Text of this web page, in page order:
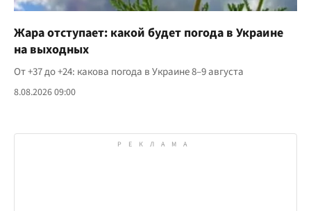
Жара отступает: какой будет погода в Украине
на выходных
От +37 до +24: какова погода в Украине 8–9 августа
8.08.2026 09:00